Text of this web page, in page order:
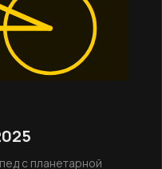
с планетарной